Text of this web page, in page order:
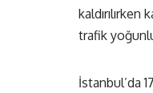
trafik
İstanbul’da